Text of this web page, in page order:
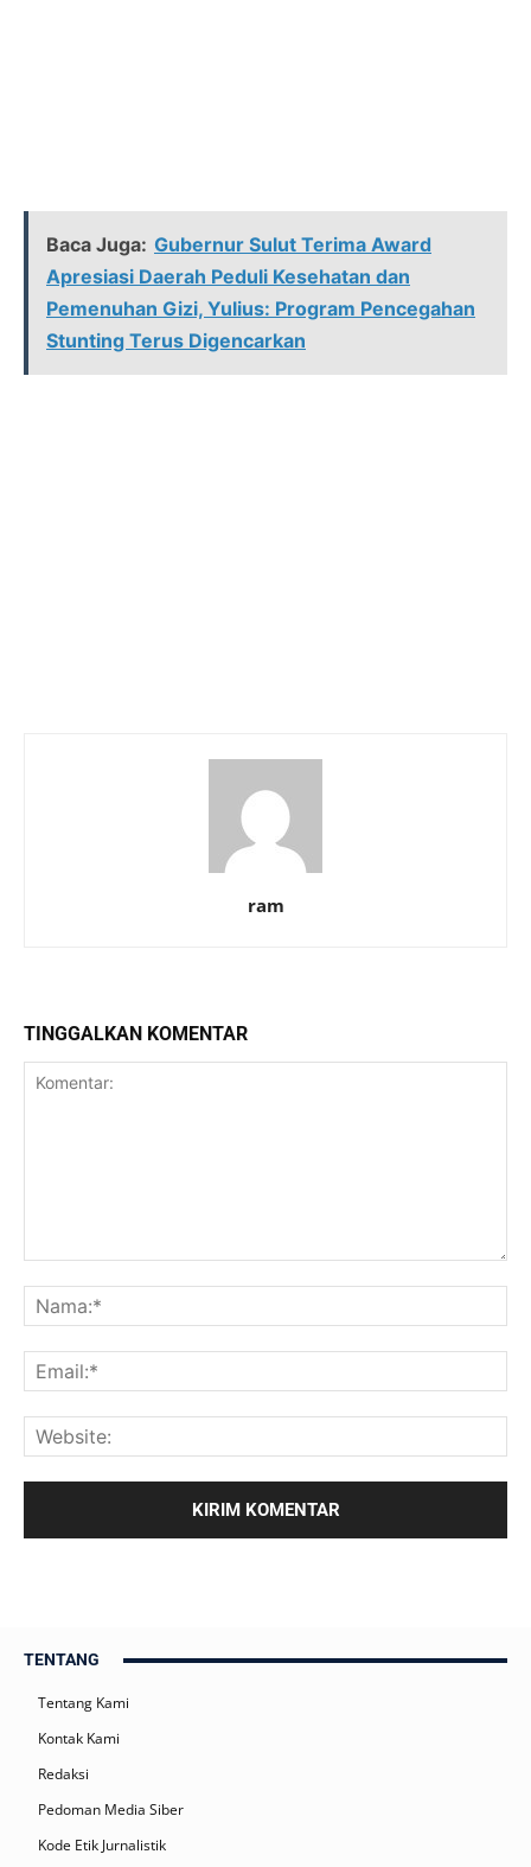
Baca Juga: Gubernur Sulut Terima Award
Apresiasi Daerah Peduli Kesehatan dan
Pemenuhan Gizi, Yulius: Program Pencegahan
Stunting Terus Digencarkan
ram
TINGGALKAN KOMENTAR
TENTANG
Tentang Kami
Kontak Kami
Redaksi
Pedoman Media Siber
Kode Etik Jurnalistik